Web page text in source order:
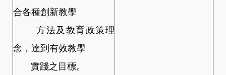
合各種創新教學
方法及教育政策理
念，達到有效教學
實踐之目標。